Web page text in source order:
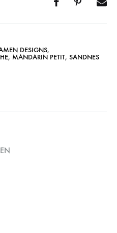
DESIGNS,
, MANDARIN PETIT, SANDNES